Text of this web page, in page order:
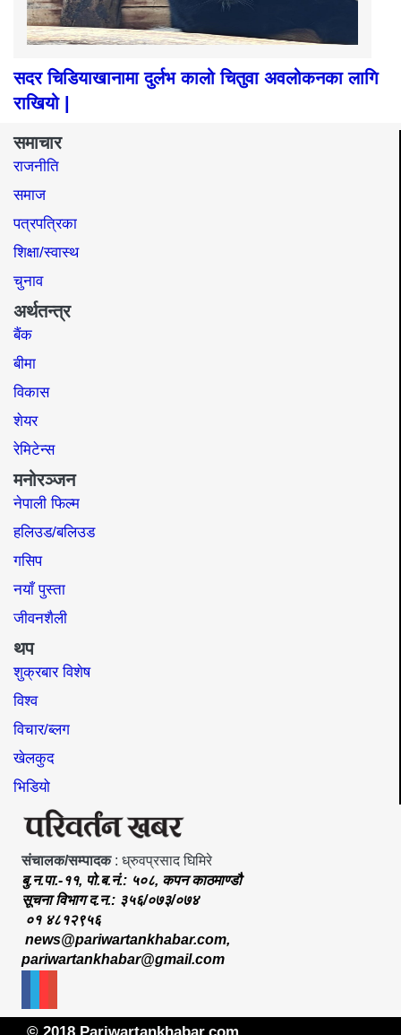
सदर चिडियाखानामा दुर्लभ कालो चितुवा अवलोकनका लागि
राखियो |
समाचार
राजनीति
समाज​
पत्रपत्रिका
शिक्षा/स्वास्थ
चुनाव
अर्थतन्त्र
बैंक
बीमा
विकास
शेयर
रेमिटेन्स
मनोरञ्जन
नेपाली फिल्म
हलिउड/बलिउड
गसिप
नयाँ पुस्ता
जीवनशैली
थप
शुक्रबार विशेष
विश्व
विचार/ब्लग
खेलकुद
भिडियो
संचालक/सम्पादक: ध्रुवप्रसाद घिमिरे
बु.न.पा.-११, पो.ब.नं.: ५०८, कपन काठमाण्डौ
सूचना विभाग द.न.: ३५६/०७३/०७४
०१ ४८१२९५६
news@pariwartankhabar.com,
pariwartankhabar@gmail.com
© 2018 Pariwartankhabar.com